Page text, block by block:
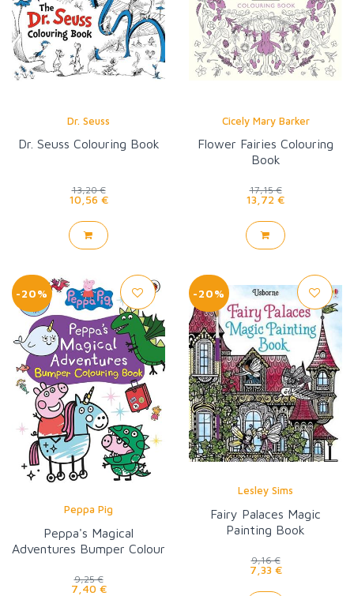
Dr. Seuss
Dr. Seuss Colouring Book
13,20 €
10,56 €
Cicely Mary Barker
Flower Fairies Colouring
Book
17,15 €
13,72 €
-20%
Peppa Pig
Peppa's Magical
Adventures Bumper Colour
9,25 €
7,40 €
-20%
Lesley Sims
Fairy Palaces Magic
Painting Book
9,16 €
7,33 €